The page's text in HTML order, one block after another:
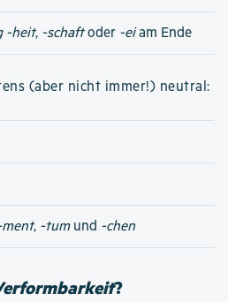
-heit, -schaftoder -eiam Ende
(aber nicht immer!) neutral:
, -tumund -chen
?